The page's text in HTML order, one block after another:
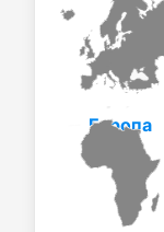
Европа